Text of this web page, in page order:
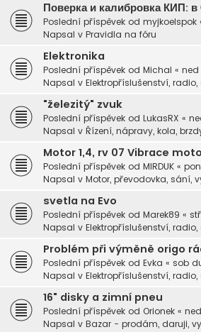
Поверка и калибровка КИП:
Poslední příspěvek od myjkoelspok
Napsal v Pravidla na fóru
Elektronika
Poslední příspěvek od Michal « ned
Napsal v Elektropříslušenství,
"železitý" zvuk
Poslední příspěvek od LukasRX «
Napsal v Řízení, nápravy, kola,
Motor 1,4, rv 07 Vibrace
Poslední příspěvek od MIRDUK «
Napsal v Motor, převodovka, sání,
svetla na Evo
Poslední příspěvek od Marek89 «
Napsal v Elektropříslušenství,
Problém při výměně origo
Poslední příspěvek od Evka « sob
Napsal v Elektropříslušenství,
16" disky a zimní pneu
Poslední příspěvek od Orionek «
Napsal v Bazar - prodám, daruji,